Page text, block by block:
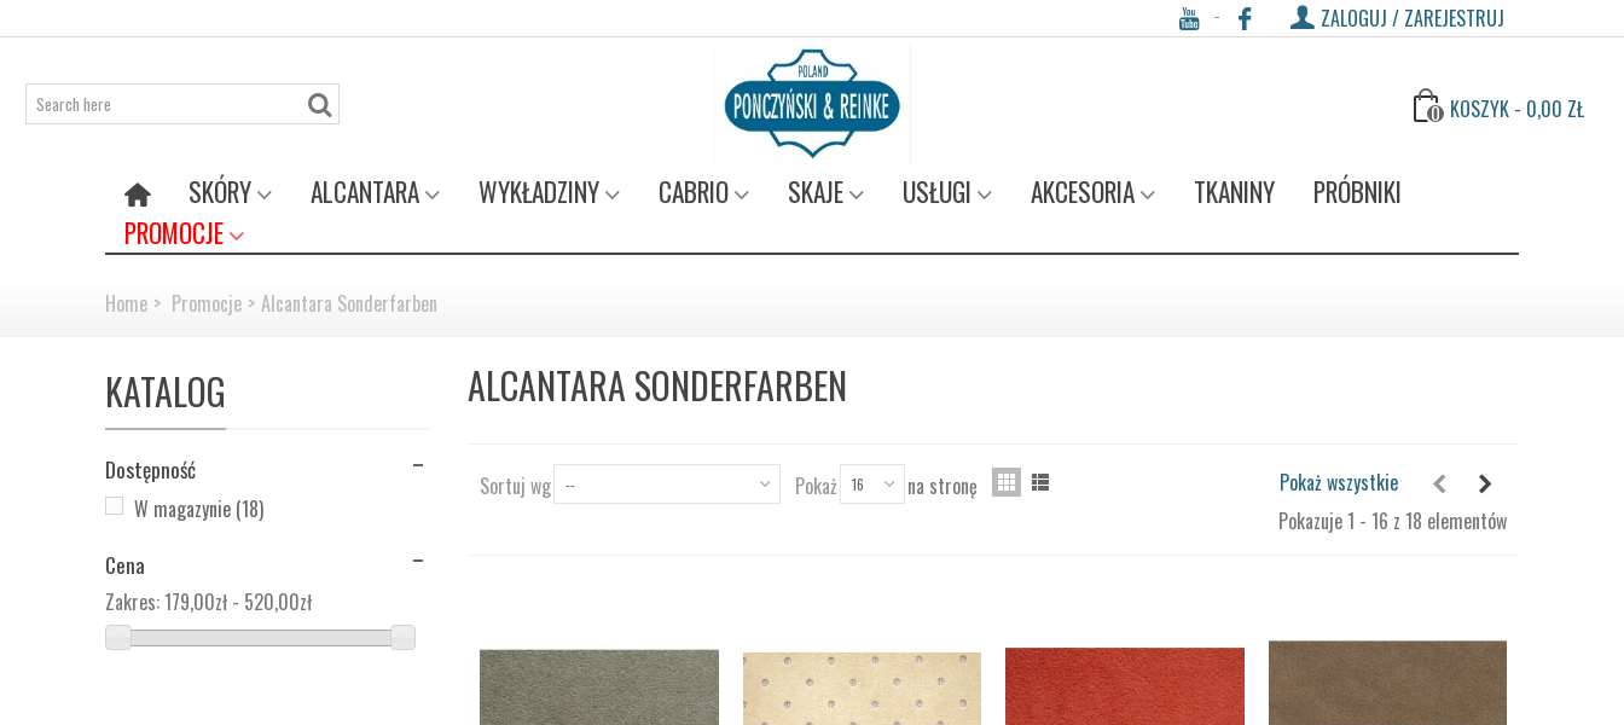
ZALOGUJ / ZAREJESTRUJ
0 KOSZYK - 0,00 ZŁ
SKÓRY ALCANTARA WYKŁADZINY CABRIO SKAJE USŁUGI AKCESORIA TKANINY
PRÓBNIKI
PROMOCJE
Home > Promocje > Alcantara Sonderfarben
KATALOG
Dostępność
W magazynie (18)
Cena
Zakres:179,00zł - 520,00zł
ALCANTARA SONDERFARBEN
Sortuj wg -- Pokaż 16 na stronę
Pokaż wszystkie
Pokazuje 1 - 16 z 18 elementów